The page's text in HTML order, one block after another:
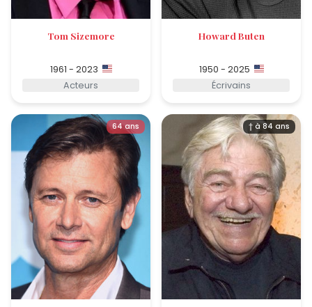
Tom Sizemore
1961 - 2023
Acteurs
Howard Buten
1950 - 2025
Écrivains
64 ans † à 84 ans